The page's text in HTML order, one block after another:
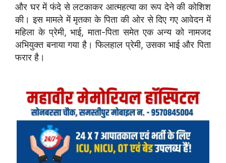
और घर में फंदे से लटकाकर आत्महत्या का रूप देने की कोशिश
की। इस मामले में मृतका के पिता की ओर से दिए गए आवेदन में
महिला के प्रेमी, भाई, माता-पिता समेत एक अन्य को नामजद
अभियुक्त बनाया गया है। फिलहाल प्रेमी, उसका भाई और पिता
फरार है।